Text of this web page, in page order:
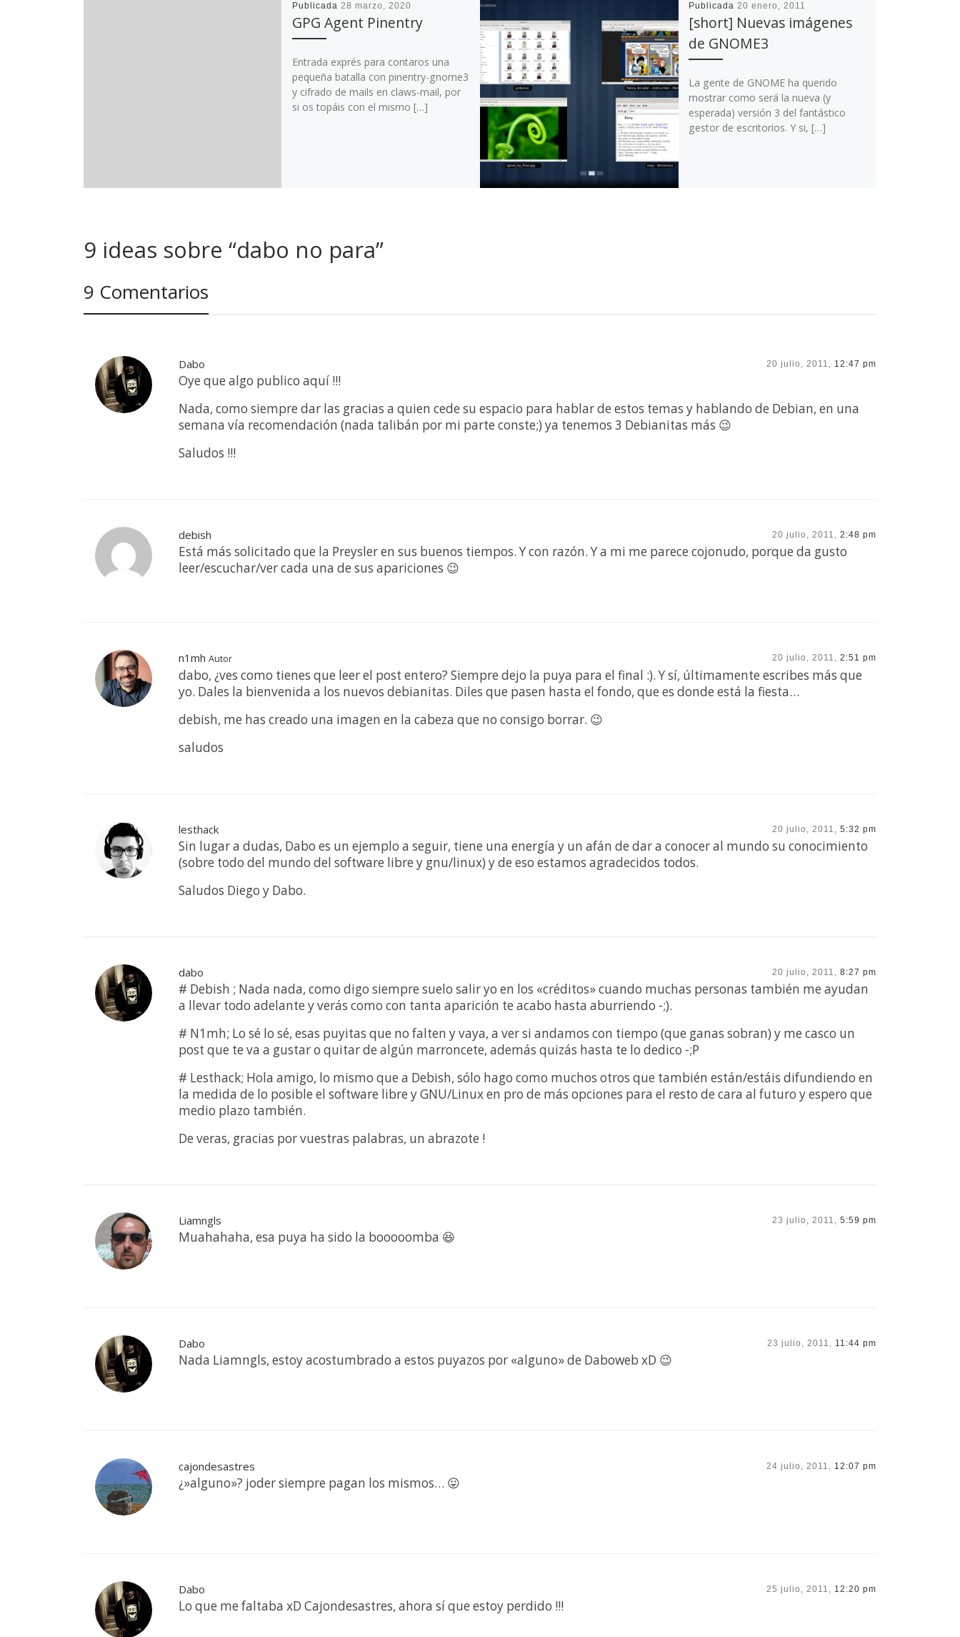
Publicada 28 marzo, 2020
GPG Agent Pinentry
Entrada exprés para contaros una
pequeña batalla con pinentry-gnome3
y cifrado de mails en claws-mail, por
si os topáis con el mismo […]
Publicada 20 enero, 2011
[short] Nuevas imágenes
de GNOME3
La gente de GNOME ha querido
mostrar como será la nueva (y
esperada) versión 3 del fantástico
gestor de escritorios. Y si, […]
9 ideas sobre “dabo no para”
9 Comentarios
Dabo 20 julio, 2011, 12:47 pm
Oye que algo publico aquí !!!
Nada, como siempre dar las gracias a quien cede su espacio para hablar de estos temas y hablando de Debian, en una
semana vía recomendación (nada talibán por mi parte conste;) ya tenemos 3 Debianitas más 😉
Saludos !!!
debish 20 julio, 2011, 2:48 pm
Está más solicitado que la Preysler en sus buenos tiempos. Y con razón. Y a mi me parece cojonudo, porque da gusto
leer/escuchar/ver cada una de sus apariciones 😉
n1mh Autor 20 julio, 2011, 2:51 pm
dabo, ¿ves como tienes que leer el post entero? Siempre dejo la puya para el final :). Y sí, últimamente escribes más que
yo. Dales la bienvenida a los nuevos debianitas. Diles que pasen hasta el fondo, que es donde está la fiesta…
debish, me has creado una imagen en la cabeza que no consigo borrar. 😉
saludos
lesthack 20 julio, 2011, 5:32 pm
Sin lugar a dudas, Dabo es un ejemplo a seguir, tiene una energía y un afán de dar a conocer al mundo su conocimiento
(sobre todo del mundo del software libre y gnu/linux) y de eso estamos agradecidos todos.
Saludos Diego y Dabo.
dabo 20 julio, 2011, 8:27 pm
# Debish ; Nada nada, como digo siempre suelo salir yo en los «créditos» cuando muchas personas también me ayudan
a llevar todo adelante y verás como con tanta aparición te acabo hasta aburriendo -;).
# N1mh; Lo sé lo sé, esas puyitas que no falten y vaya, a ver si andamos con tiempo (que ganas sobran) y me casco un
post que te va a gustar o quitar de algún marroncete, además quizás hasta te lo dedico -;P
# Lesthack; Hola amigo, lo mismo que a Debish, sólo hago como muchos otros que también están/estáis difundiendo en
la medida de lo posible el software libre y GNU/Linux en pro de más opciones para el resto de cara al futuro y espero que
medio plazo también.
De veras, gracias por vuestras palabras, un abrazote !
Liamngls 23 julio, 2011, 5:59 pm
Muahahaha, esa puya ha sido la booooomba 😆
Dabo 23 julio, 2011, 11:44 pm
Nada Liamngls, estoy acostumbrado a estos puyazos por «alguno» de Daboweb xD 😉
cajondesastres 24 julio, 2011, 12:07 pm
¿»alguno»? joder siempre pagan los mismos… 😛
Dabo 25 julio, 2011, 12:20 pm
Lo que me faltaba xD Cajondesastres, ahora sí que estoy perdido !!!